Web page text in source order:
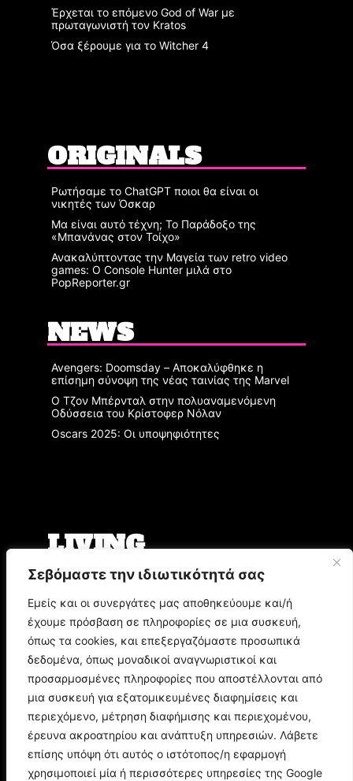
Σεβόμαστε την ιδιωτικότητά σας
Εμείς και οι συνεργάτες μας αποθηκεύουμε και/ή
έχουμε πρόσβαση σε πληροφορίες σε μια συσκευή,
όπως τα cookies, και επεξεργαζόμαστε προσωπικά
δεδομένα, όπως μοναδικοί αναγνωριστικοί και
προσαρμοσμένες πληροφορίες που αποστέλλονται από
μια συσκευή για εξατομικευμένες διαφημίσεις και
περιεχόμενο, μέτρηση διαφήμισης και περιεχομένου,
έρευνα ακροατηρίου και ανάπτυξη υπηρεσιών. Λάβετε
επίσης υπόψη ότι αυτός ο ιστότοπος/η εφαρμογή
χρησιμοποιεί μία ή περισσότερες υπηρεσίες της Google
Έρχεται το επόμενο God of War με
πρωταγωνιστή τον Kratos
Όσα ξέρουμε για το Witcher 4
ORIGINALS
Ρωτήσαμε το ChatGPT ποιοι θα είναι οι
νικητές των Όσκαρ
Μα είναι αυτό τέχνη; Το Παράδοξο της
«Μπανάνας στον Τοίχο»
Ανακαλύπτοντας την Μαγεία των retro video
games: Ο Console Hunter μιλά στο
PopReporter.gr
NEWS
Avengers: Doomsday – Αποκαλύφθηκε η
επίσημη σύνοψη της νέας ταινίας της Marvel
Ο Τζον Μπέρνταλ στην πολυαναμενόμενη
Οδύσσεια του Κρίστοφερ Νόλαν
Oscars 2025: Οι υποψηφιότητες
LIVING
Ο Άρης Μπινιάρης σκηνοθετεί τη «Δίκη» του
Παπασπηλιόπουλο
Ο Δημήτρης Μυστακίδης επιστρέφει στον
Σταυρό του Νότου Plus
9.000 τίτλοι βιβλίων σε περιμένουν στο
Παζάρι Βιβλίου της Αθήνας
POP CULTURE
Corto Maltese: Η ιστορία του θρυλικού ήρωα
του Hugo Pratt